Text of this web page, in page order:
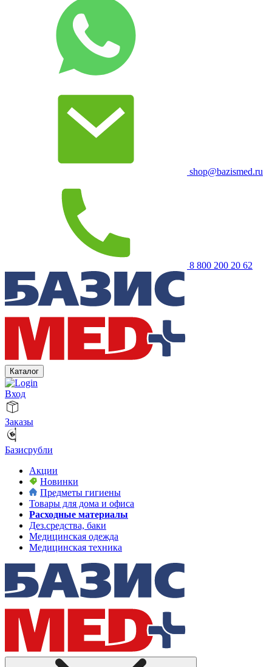
shop@bazismed.ru
8 800 200 20 62
Каталог
Вход
Заказы
Базисрубли
Акции
Новинки
Предметы гигиены
Товары для дома и офиса
Расходные материалы
Дез.средства, баки
Медицинская одежда
Медицинская техника